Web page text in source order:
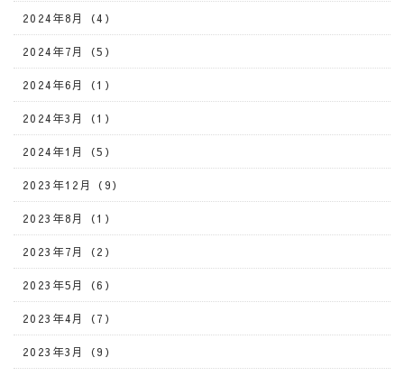
2024年8月（4）
2024年7月（5）
2024年6月（1）
2024年3月（1）
2024年1月（5）
2023年12月（9）
2023年8月（1）
2023年7月（2）
2023年5月（6）
2023年4月（7）
2023年3月（9）